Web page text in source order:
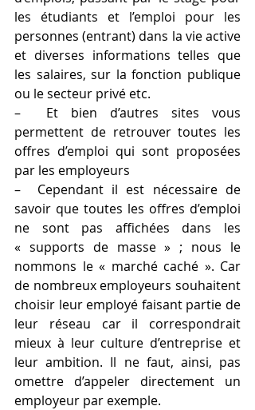
les étudiants et l’emploi pour les
personnes (entrant) dans la vie active
et diverses informations telles que
les salaires, sur la fonction publique
ou le secteur privé etc.
–  Et bien d’autres sites vous
permettent de retrouver toutes les
offres d’emploi qui sont proposées
par les employeurs
–  Cependant il est nécessaire de
savoir que toutes les offres d’emploi
ne sont pas affichées dans les
« supports de masse » ; nous le
nommons le « marché caché ». Car
de nombreux employeurs souhaitent
choisir leur employé faisant partie de
leur réseau car il correspondrait
mieux à leur culture d’entreprise et
leur ambition. Il ne faut, ainsi, pas
omettre d’appeler directement un
employeur par exemple.